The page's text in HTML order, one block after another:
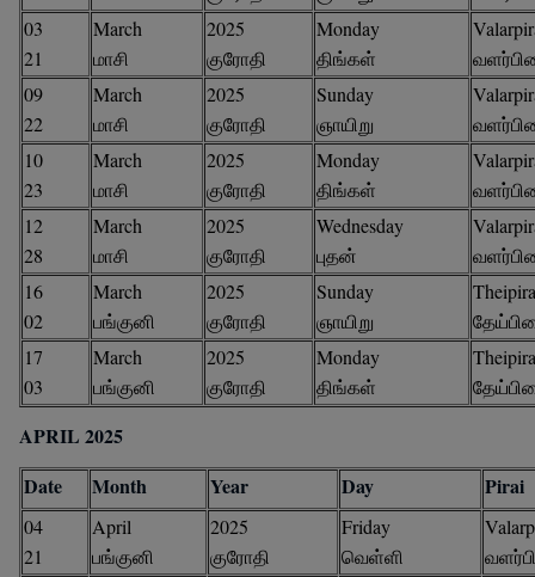
03
21
March
மாசி
2025
குரோதி
Monday
திங்கள்
09
22
March
மாசி
2025
குரோதி
Sunday
ஞாயிறு
10
23
March
மாசி
2025
குரோதி
Monday
திங்கள்
12
28
March
மாசி
2025
குரோதி
Wednesday
புதன்
16
02
March
பங்குனி
2025
குரோதி
Sunday
ஞாயிறு
17
03
March
பங்குனி
2025
குரோதி
Monday
திங்கள்
APRIL 2025
Date
Month Year Day Pirai
04
21
April
பங்குனி
2025
குரோதி
Friday
வெள்ளி